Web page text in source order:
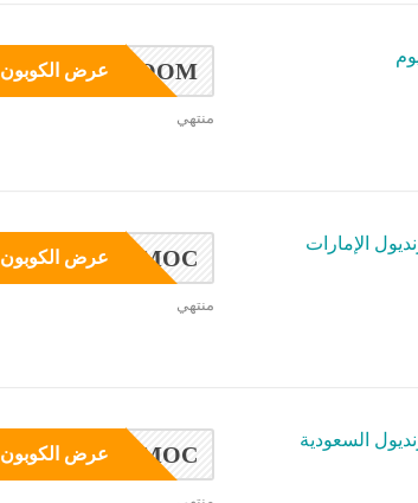
ZOOM عرض الكوبون
منتهي
الإمارات
PROMOCعرض الكوبون
منتهي
السعودية
PROMOCعرض الكوبون